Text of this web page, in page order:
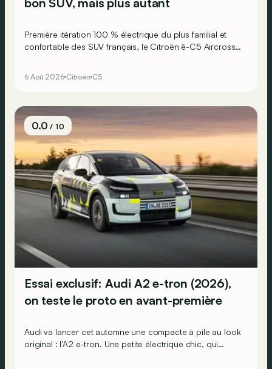
Première itération 100 % électrique du plus familial et
confortable des SUV français, le Citroën ë-C5 Aircross
6 Aoû 2026 Citroën C5
0.0/ 10
Essai exclusif: Audi A2 e-tron (2026),
on teste le proto en avant-première
Audi va lancer cet automne une compacte à pile au look
original : l’A2 e-tron. Une petite électrique chic, qui